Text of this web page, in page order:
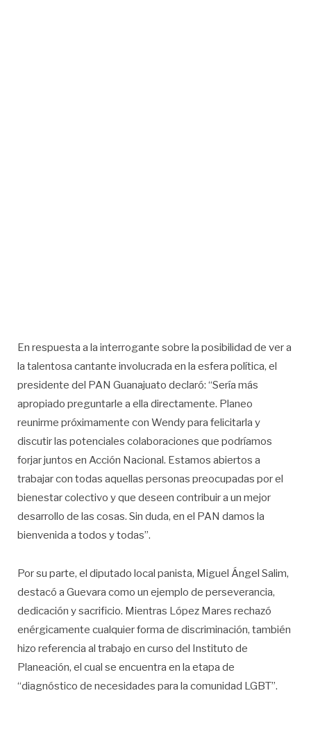
En respuesta a la interrogante sobre la posibilidad de ver a
la talentosa cantante involucrada en la esfera política, el
presidente del PAN Guanajuato declaró: “Sería más
apropiado preguntarle a ella directamente. Planeo
reunirme próximamente con Wendy para felicitarla y
discutir las potenciales colaboraciones que podríamos
forjar juntos en Acción Nacional. Estamos abiertos a
trabajar con todas aquellas personas preocupadas por el
bienestar colectivo y que deseen contribuir a un mejor
desarrollo de las cosas. Sin duda, en el PAN damos la
bienvenida a todos y todas”.
Por su parte, el diputado local panista, Miguel Ángel Salim,
destacó a Guevara como un ejemplo de perseverancia,
dedicación y sacrificio. Mientras López Mares rechazó
enérgicamente cualquier forma de discriminación, también
hizo referencia al trabajo en curso del Instituto de
Planeación, el cual se encuentra en la etapa de
“diagnóstico de necesidades para la comunidad LGBT”.